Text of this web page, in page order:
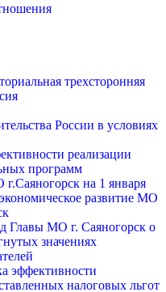
трехсторонняя
России в условиях
реализации
программ
на 1 января
развитие МО
Главы МО г. Саяногорск о
значениях
эффективности
налоговых льгот